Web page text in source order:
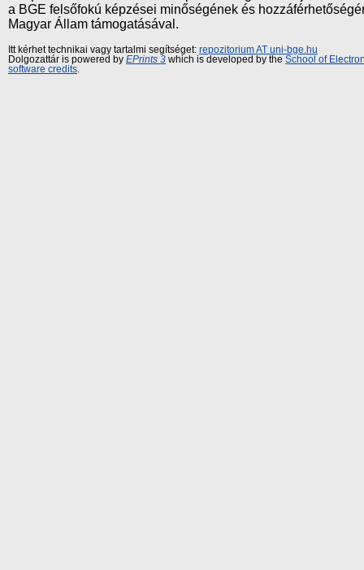
a BGE felsőfokú képzései minőségének és
Magyar Állam támogatásával.
Itt kérhet technikai vagy tartalmi segítséget: repozitorium AT uni-bge.hu
Dolgozattár is powered by EPrints 3 which is developed by the School of
software credits